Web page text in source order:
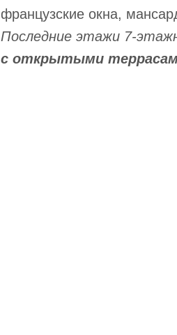
французские окна,
Последние этажи 7-
с открытыми